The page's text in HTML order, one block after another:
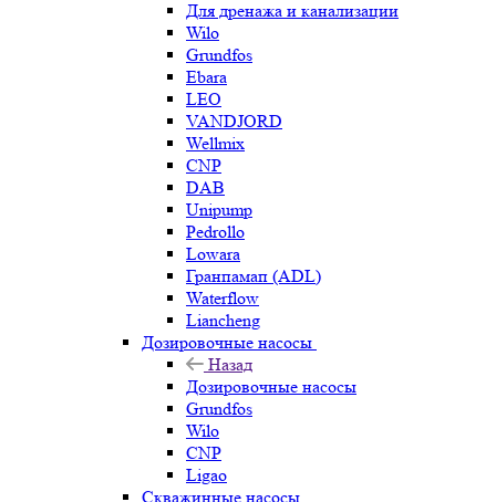
Для дренажа и канализации
Wilo
Grundfos
Ebara
LEO
VANDJORD
Wellmix
CNP
DAB
Unipump
Pedrollo
Lowara
Гранпамап (ADL)
Waterflow
Liancheng
Дозировочные насосы
Назад
Дозировочные насосы
Grundfos
Wilo
CNP
Ligao
Скважинные насосы